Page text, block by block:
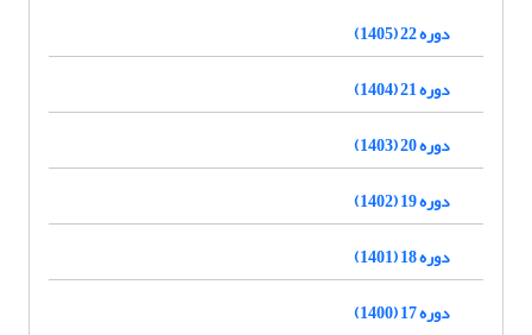
دوره 22 (1405)
دوره 21 (1404)
دوره 20 (1403)
دوره 19 (1402)
دوره 18 (1401)
دوره 17 (1400)